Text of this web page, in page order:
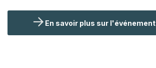
En savoir plus sur l'événement